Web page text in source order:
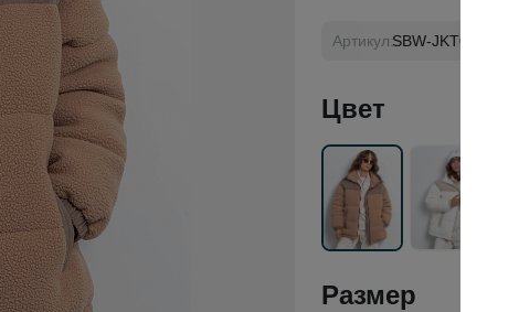
Артикул:SBW-JKT0010-240
Цвет
Размер